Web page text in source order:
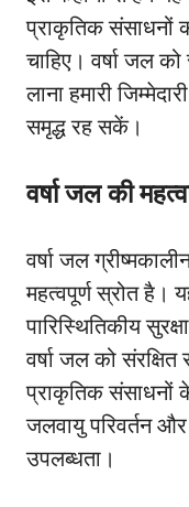
प्राकृतिक संसाधनों
चाहिए। वर्षा जल
लाना हमारी
समृद्ध रह सकें।
वर्षा जल की
वर्षा जल
महत्वपूर्ण स्रोत है।
पारिस्थितिकीय
वर्षा जल को
प्राकृतिक संसाधनों
जलवायु परिवर्तन
उपलब्धता।